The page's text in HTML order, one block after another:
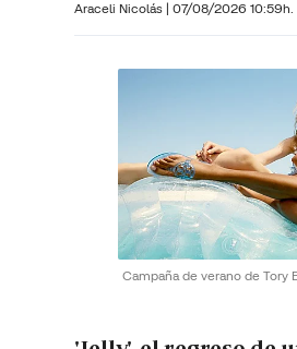
Araceli Nicolás | 07/08/2026 10:59h.
Campaña de verano de